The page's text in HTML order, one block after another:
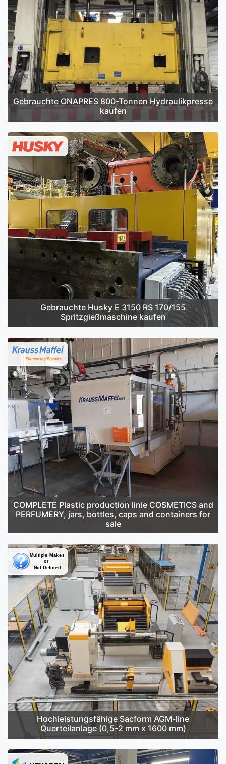
Gebrauchte ONAPRES 800-Tonnen Hydraulikpresse
kaufen
Gebrauchte Husky E 3150 RS 170/155
Spritzgießmaschine kaufen
COMPLETE Plastic production linie COSMETICS and
PERFUMERY, jars, bottles, caps and containers for
sale
Hochleistungsfähige Sacform AGM-line
Querteilanlage (0,5-2 mm x 1600 mm)